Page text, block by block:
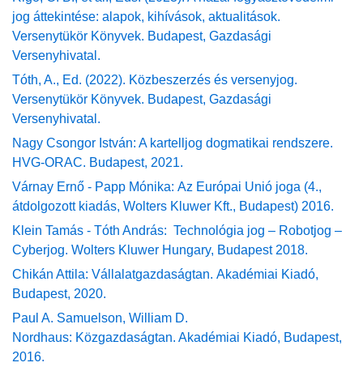
jog áttekintése: alapok, kihívások, aktualitások.
Versenytükör Könyvek. Budapest, Gazdasági
Versenyhivatal.
Tóth, A., Ed. (2022). Közbeszerzés és versenyjog.
Versenytükör Könyvek. Budapest, Gazdasági
Versenyhivatal.
Nagy Csongor István: A kartelljog dogmatikai rendszere.
HVG-ORAC. Budapest, 2021.
Várnay Ernő - Papp Mónika: Az Európai Unió joga (4.,
átdolgozott kiadás, Wolters Kluwer Kft., Budapest) 2016.
Klein Tamás - Tóth András: Technológia jog – Robotjog –
Cyberjog. Wolters Kluwer Hungary, Budapest 2018.
Chikán Attila: Vállalatgazdaságtan. Akadémiai Kiadó,
Budapest, 2020.
Paul A. Samuelson, William D.
Nordhaus: Közgazdaságtan. Akadémiai Kiadó, Budapest,
2016.